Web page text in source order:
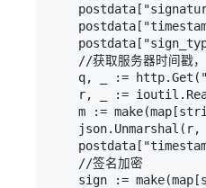
//获取服务器时间戳
q, _ :=
r, _ :=
m :=
json.Unmarshal(r,
    //签名加密
sign :=